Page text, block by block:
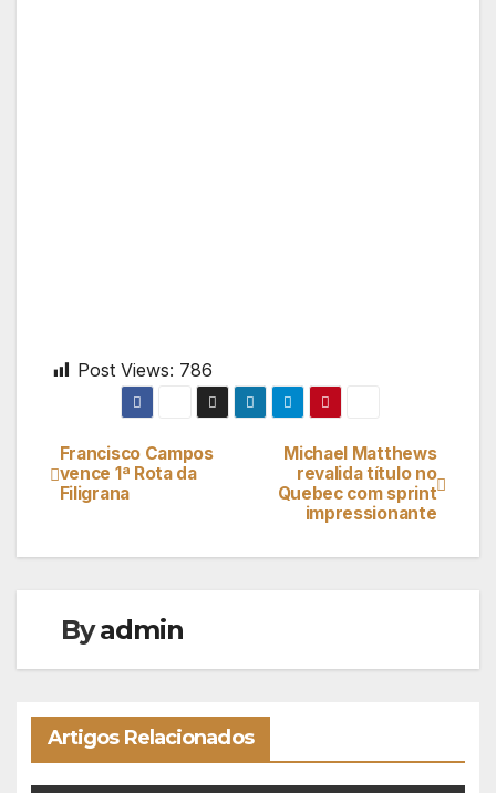
Post Views: 786
Navegação
de
artigos
Michael Matthews
revalida título no
Quebec com sprint
impressionante
Francisco Campos
vence 1ª Rota da
Filigrana
Byadmin
Artigos Relacionados